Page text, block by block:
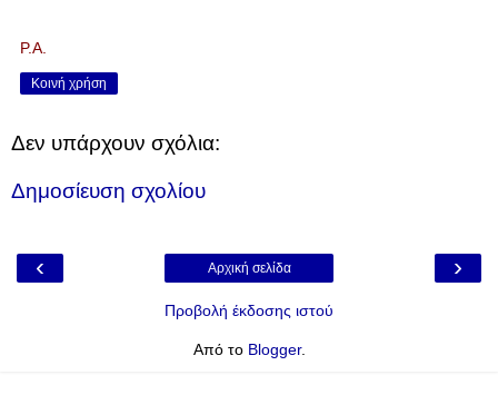
P.A.
Κοινή χρήση
Δεν υπάρχουν σχόλια:
Δημοσίευση σχολίου
‹ ›
Αρχική σελίδα
Προβολή έκδοσης ιστού
Από το Blogger.